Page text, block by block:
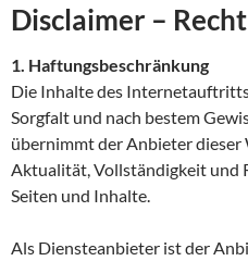
Disclaimer –
1. Haftungsbeschränkung
Die Inhalte des
Sorgfalt und nach bestem
übernimmt der Anbieter dieser
Aktualität, Vollständigkeit und
Seiten und Inhalte.
Als Diensteanbieter ist der